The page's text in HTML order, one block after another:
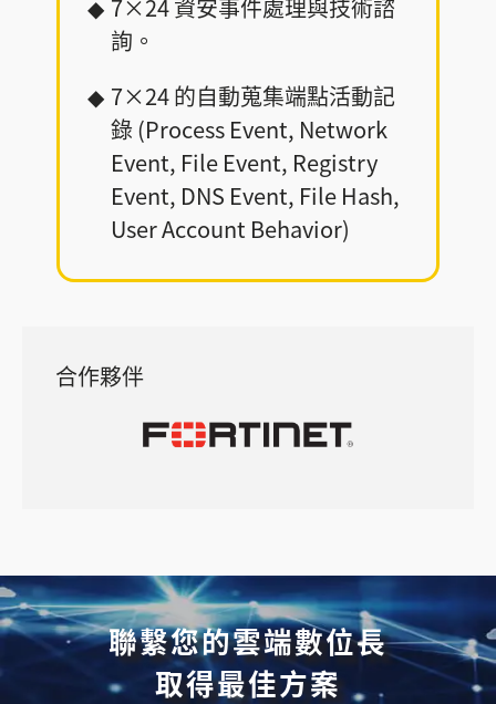
7×24 資安事件處理與技術諮
詢。
7×24 的自動蒐集端點活動記
錄 (Process Event, Network
Event, File Event, Registry
Event, DNS Event, File Hash,
User Account Behavior)
合作夥伴
聯繫您的雲端數位長
取得最佳方案